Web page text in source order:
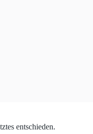
entschieden.